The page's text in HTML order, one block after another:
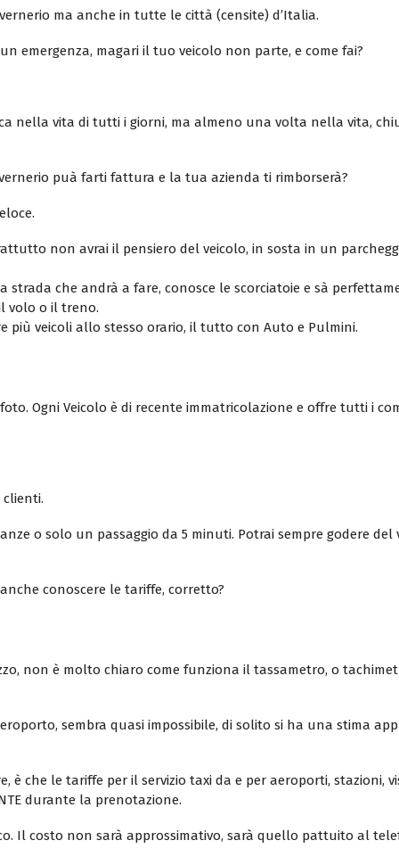
ma anche in tutte le città (censite) d’Italia.
emergenza, magari il tuo veicolo non parte, e come fai?
nella vita di tutti i giorni, ma almeno una volta nella vita,
puà farti fattura e la tua azienda ti rimborserà?
non avrai il pensiero del veicolo, in sosta in un
strada che andrà a fare, conosce le scorciatoie e sà
volo o il treno.
più veicoli allo stesso orario, il tutto con Auto e Pulmini.
Ogni Veicolo è di recente immatricolazione e offre tutti i
o solo un passaggio da 5 minuti. Potrai sempre godere
conoscere le tariffe, corretto?
non è molto chiaro come funziona il tassametro, o
sembra quasi impossibile, di solito si ha una stima
che le tariffe per il servizio taxi da e per aeroporti, stazioni,
durante la prenotazione.
Il costo non sarà approssimativo, sarà quello pattuito al